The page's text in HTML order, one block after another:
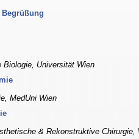
Biologie, Universität Wien
MedUni Wien
& Rekonstruktive Chirurgie,